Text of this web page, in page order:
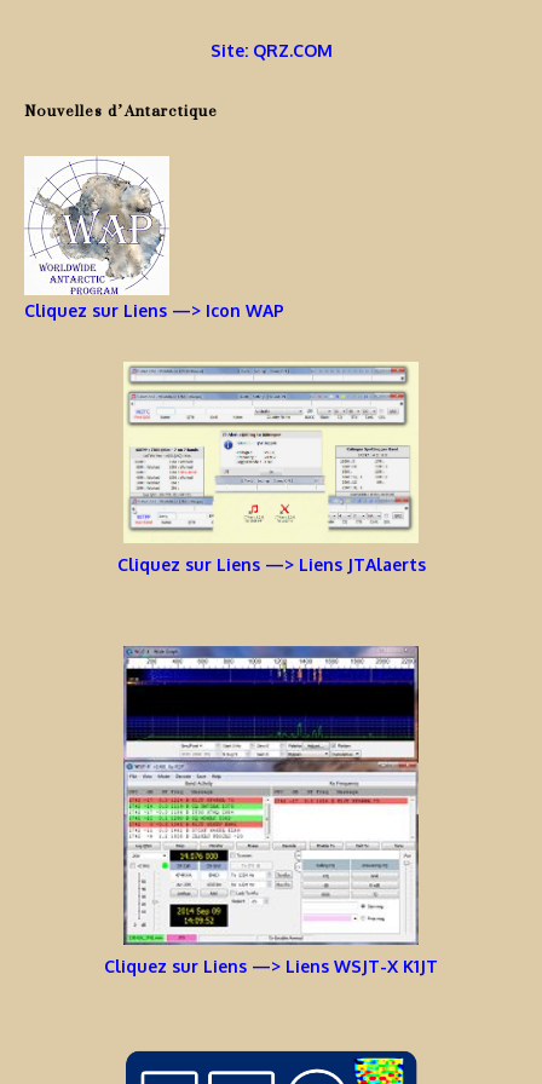
Site: QRZ.COM
Nouvelles d’Antarctique
Cliquez sur Liens —> Icon WAP
Cliquez sur Liens —> Liens JTAlaerts
Cliquez sur Liens —> Liens WSJT-X K1JT